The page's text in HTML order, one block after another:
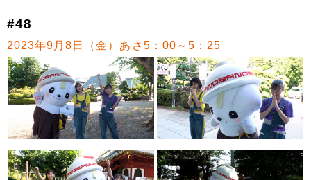
#48
2023年9月8日（金）あさ5：00～5：25